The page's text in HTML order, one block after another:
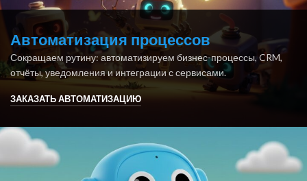
Автоматизация процессов
Сокращаем рутину: автоматизируем бизнес-процессы, CRM,
отчёты, уведомления и интеграции с сервисами.
ЗАКАЗАТЬ АВТОМАТИЗАЦИЮ